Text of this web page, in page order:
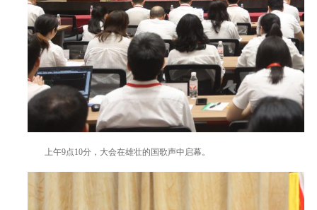
上午9点10分，大会在雄壮的国歌声中启幕。